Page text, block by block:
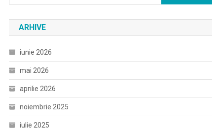
după:
ARHIVE
iunie 2026
mai 2026
aprilie 2026
noiembrie 2025
iulie 2025